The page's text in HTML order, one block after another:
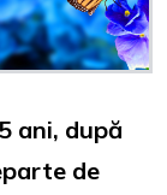
ani, după
de